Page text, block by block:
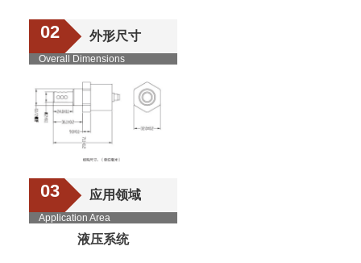
02 外形尺寸
Overall Dimensions
03 应用领域
Application Area
液压系统